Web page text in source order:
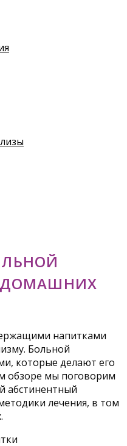
ДОМАШНИХ
напитками
Больной
которые делают его
обзоре мы поговорим
абстинентный
лечения, в том